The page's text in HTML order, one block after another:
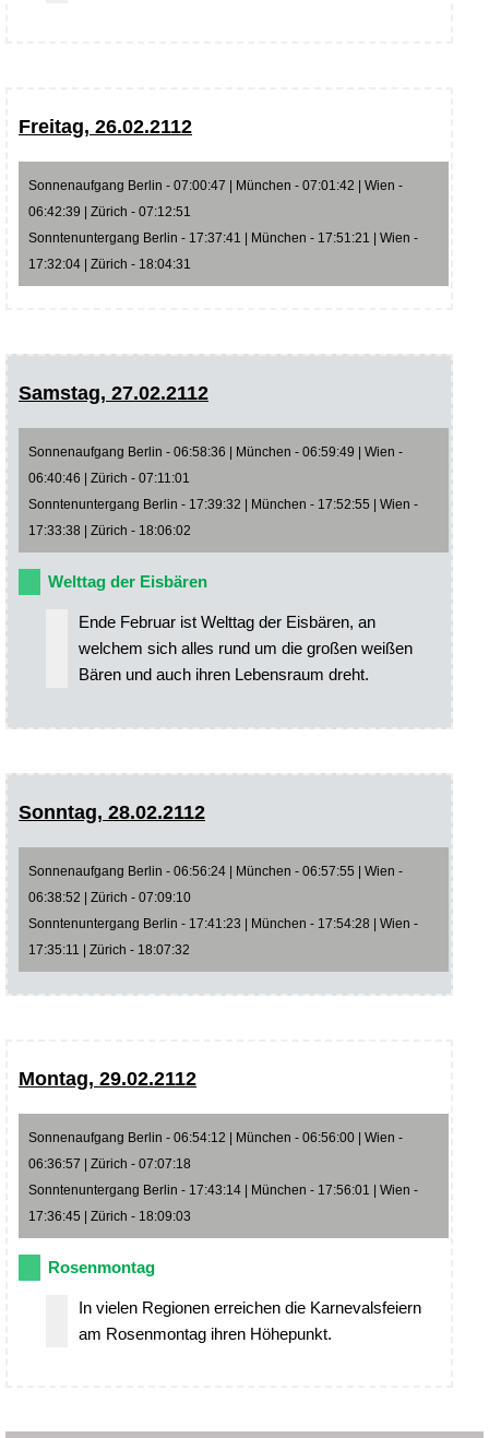
Freitag, 26.02.2112
Sonnenaufgang Berlin - 07:00:47 | München - 07:01:42 | Wien -
06:42:39 | Zürich - 07:12:51
Sonntenuntergang Berlin - 17:37:41 | München - 17:51:21 | Wien -
17:32:04 | Zürich - 18:04:31
Samstag, 27.02.2112
Sonnenaufgang Berlin - 06:58:36 | München - 06:59:49 | Wien -
06:40:46 | Zürich - 07:11:01
Sonntenuntergang Berlin - 17:39:32 | München - 17:52:55 | Wien -
17:33:38 | Zürich - 18:06:02
Welttag der Eisbären
Ende Februar ist Welttag der Eisbären, an
welchem sich alles rund um die großen weißen
Bären und auch ihren Lebensraum dreht.
Sonntag, 28.02.2112
Sonnenaufgang Berlin - 06:56:24 | München - 06:57:55 | Wien -
06:38:52 | Zürich - 07:09:10
Sonntenuntergang Berlin - 17:41:23 | München - 17:54:28 | Wien -
17:35:11 | Zürich - 18:07:32
Montag, 29.02.2112
Sonnenaufgang Berlin - 06:54:12 | München - 06:56:00 | Wien -
06:36:57 | Zürich - 07:07:18
Sonntenuntergang Berlin - 17:43:14 | München - 17:56:01 | Wien -
17:36:45 | Zürich - 18:09:03
Rosenmontag
In vielen Regionen erreichen die Karnevalsfeiern
am Rosenmontag ihren Höhepunkt.